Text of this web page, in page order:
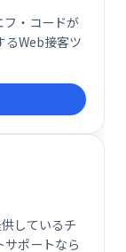
・コードが
るWeb接客ツ
しているチ
サポートなら